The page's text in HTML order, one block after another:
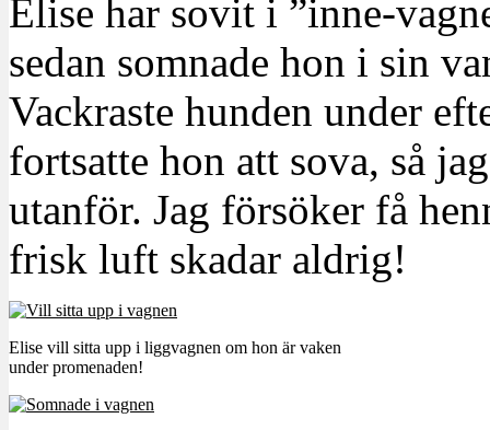
Elise har sovit i ”inne-
sedan somnade hon i sin
Vackraste hunden under
fortsatte hon att sova, så
utanför. Jag försöker få
frisk luft skadar aldrig!
Elise vill sitta upp i liggvagnen om hon är vaken
under promenaden!